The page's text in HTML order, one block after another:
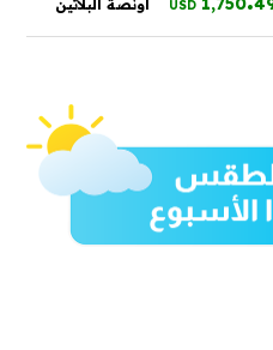
USD أونصة البلاتين